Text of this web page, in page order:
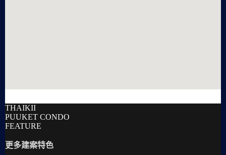
THAIKII
PUUKET CONDO
FEATURE
更多建案特色